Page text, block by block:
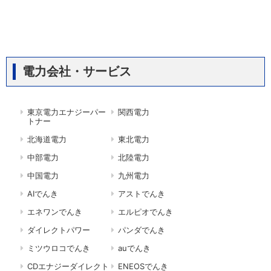
電力会社・サービス
東京電力エナジーパー
トナー
関西電力
北海道電力
東北電力
中部電力
北陸電力
中国電力
九州電力
AIでんき
アストでんき
エネワンでんき
エルピオでんき
ダイレクトパワー
パンダでんき
ミツウロコでんき
auでんき
CDエナジーダイレクト
ENEOSでんき